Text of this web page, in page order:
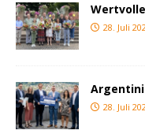
28. Juli
28. Juli